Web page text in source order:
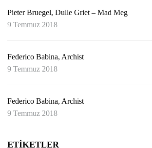
Pieter Bruegel, Dulle Griet – Mad Meg
9 Temmuz 2018
Federico Babina, Archist
9 Temmuz 2018
Federico Babina, Archist
9 Temmuz 2018
ETİKETLER